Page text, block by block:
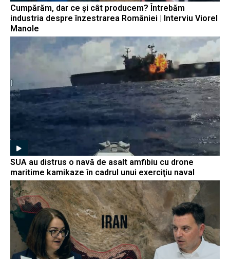
Cumpărăm, dar ce și cât producem? Întrebăm
industria despre înzestrarea României | Interviu Viorel
Manole
SUA au distrus o navă de asalt amfibiu cu drone
maritime kamikaze în cadrul unui exerciţiu naval